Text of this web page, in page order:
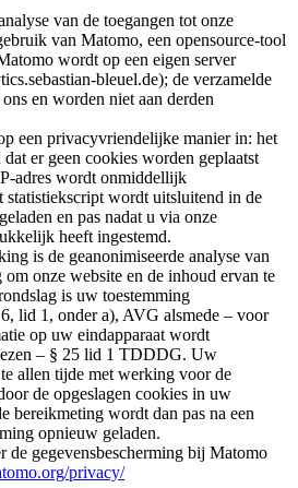
van de toegangen tot onze
van Matomo, een opensource-tool
wordt op een eigen server
bleuel.de); de verzamelde
en worden niet aan derden
een privacyvriendelijke manier in: het
er geen cookies worden geplaatst
adres wordt onmiddellijk
statistiekscript wordt uitsluitend in de
en pas nadat u via onze
heeft ingestemd.
is de geanonimiseerde analyse van
om onze website en de inhoud ervan te
is uw toestemming
lid 1, onder a), AVG alsmede – voor
op uw eindapparaat wordt
– § 25 lid 1 TDDDG. Uw
allen tijde met werking voor de
de opgeslagen cookies in uw
bereikmeting wordt dan pas na een
opnieuw geladen.
de gegevensbescherming bij Matomo
privacy/